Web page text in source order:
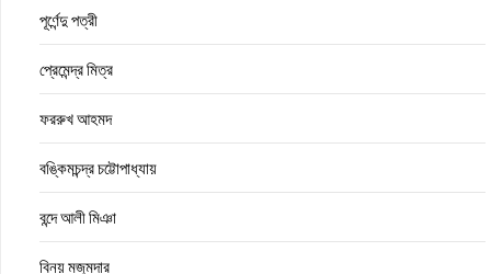
পূর্ণেন্দু পত্রী
প্রেমেন্দ্র মিত্র
ফররুখ আহমদ
বঙ্কিমচন্দ্র চট্টোপাধ্যায়
বন্দে আলী মিঞা
বিনয় মজুমদার